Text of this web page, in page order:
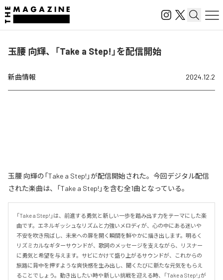
玉腰 向輝、「Take a Step!」を配信開始
新曲情報 2024.12.2
玉腰 向輝の「Take a Step!」が配信開始された。今回デジタル配信
された楽曲は、「Take a Step!」を含む全1曲となっている。
「Take a Step!」は、前進する勇気と新しい一歩を踏み出す力をテーマにした楽
曲です。エネルギッシュなリズムと力強いメロディが、心の中にある迷いや
不安を吹き飛ばし、未来への扉を開く瞬間を鮮やかに描き出します。明るく
リズミカルなギターサウンドが、歌詞のメッセージを支えながら、リスナー
に勇気と希望を与えます。サビにかけて盛り上がるサウンドが、これからの
旅路に背中を押すような爽快感を生み出し、聞くたびに新たな元気をもらえ
ることでしょう。動き出したい時や新しい挑戦を迎える時、「Take a Step!」が